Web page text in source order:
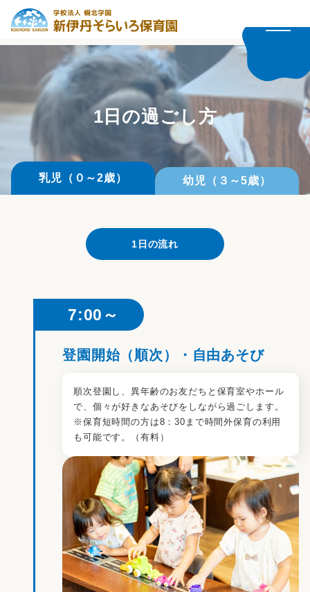
1日の過ごし方
乳児（０～2歳） 幼児（３～5歳）
1日の流れ
7:00～
登園開始（順次）・自由あそび
順次登園し、異年齢のお友だちと保育室やホール
で、個々が好きなあそびをしながら過ごします。
※保育短時間の方は8：30まで時間外保育の利用
も可能です。（有料）